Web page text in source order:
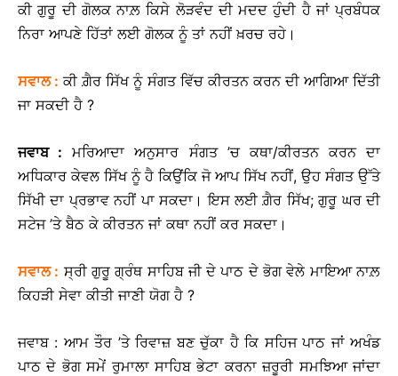
ਕੀ ਗੁਰੂ ਦੀ ਗੋਲਕ ਨਾਲ਼ ਕਿਸੇ ਲੋੜਵੰਦ ਦੀ ਮਦਦ ਹੁੰਦੀ ਹੈ ਜਾਂ ਪ੍ਰਬੰਧਕ
ਨਿਰਾ ਆਪਣੇ ਹਿੱਤਾਂ ਲਈ ਗੋਲਕ ਨੂੰ ਤਾਂ ਨਹੀਂ ਖ਼ਰਚ ਰਹੇ।
ਸਵਾਲ: ਕੀ ਗ਼ੈਰ ਸਿੱਖ ਨੂੰ ਸੰਗਤ ਵਿੱਚ ਕੀਰਤਨ ਕਰਨ ਦੀ ਆਗਿਆ ਦਿੱਤੀ
ਜਾ ਸਕਦੀ ਹੈ ?
ਜਵਾਬ: ਮਰਿਆਦਾ ਅਨੁਸਾਰ ਸੰਗਤ ’ਚ ਕਥਾ/ਕੀਰਤਨ ਕਰਨ ਦਾ
ਅਧਿਕਾਰ ਕੇਵਲ ਸਿੱਖ ਨੂੰ ਹੈ ਕਿਉਂਕਿ ਜੋ ਆਪ ਸਿੱਖ ਨਹੀਂ, ਉਹ ਸੰਗਤ ਉੱਤੇ
ਸਿੱਖੀ ਦਾ ਪ੍ਰਭਾਵ ਨਹੀਂ ਪਾ ਸਕਦਾ। ਇਸ ਲਈ ਗ਼ੈਰ ਸਿੱਖ; ਗੁਰੂ ਘਰ ਦੀ
ਸਟੇਜ ’ਤੇ ਬੈਠ ਕੇ ਕੀਰਤਨ ਜਾਂ ਕਥਾ ਨਹੀਂ ਕਰ ਸਕਦਾ।
ਸਵਾਲ: ਸ੍ਰੀ ਗੁਰੂ ਗ੍ਰੰਥ ਸਾਹਿਬ ਜੀ ਦੇ ਪਾਠ ਦੇ ਭੋਗ ਵੇਲੇ ਮਾਇਆ ਨਾਲ਼
ਕਿਹੜੀ ਸੇਵਾ ਕੀਤੀ ਜਾਣੀ ਯੋਗ ਹੈ ?
ਜਵਾਬ : ਆਮ ਤੌਰ ’ਤੇ ਰਿਵਾਜ਼ ਬਣ ਚੁੱਕਾ ਹੈ ਕਿ ਸਹਿਜ ਪਾਠ ਜਾਂ ਅਖੰਡ
ਪਾਠ ਦੇ ਭੋਗ ਸਮੇਂ ਰੁਮਾਲਾ ਸਾਹਿਬ ਭੇਟਾ ਕਰਨਾ ਜ਼ਰੂਰੀ ਸਮਝਿਆ ਜਾਂਦਾ